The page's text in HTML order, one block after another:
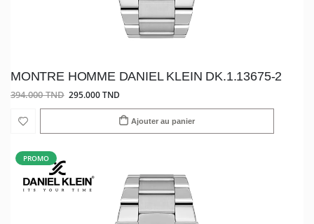
MONTRE HOMME DANIEL KLEIN DK.1.13675-2
394.000 TND 295.000 TND
Ajouter au panier
PROMO